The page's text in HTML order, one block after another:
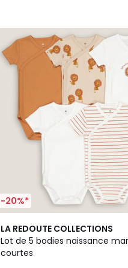
-20%*
LA REDOUTE COLLECTIONS
Lot de 5 bodies naissance
courtes
4,5
/ 5